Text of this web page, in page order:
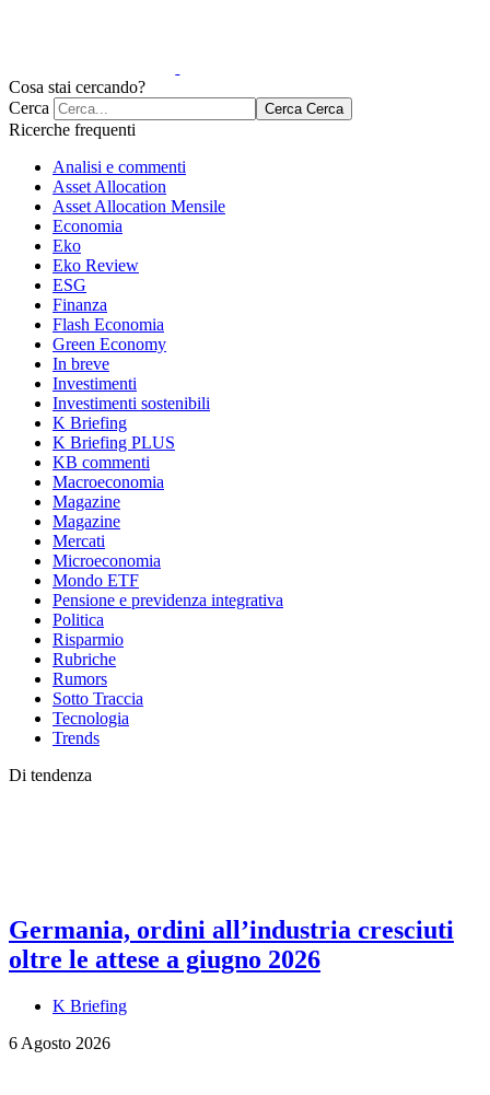
Cosa stai cercando?
Cerca
Cerca Cerca
Ricerche frequenti
Analisi e commenti
Asset Allocation
Asset Allocation Mensile
Economia
Eko
Eko Review
ESG
Finanza
Flash Economia
Green Economy
In breve
Investimenti
Investimenti sostenibili
K Briefing
K Briefing PLUS
KB commenti
Macroeconomia
Magazine
Magazine
Mercati
Microeconomia
Mondo ETF
Pensione e previdenza integrativa
Politica
Risparmio
Rubriche
Rumors
Sotto Traccia
Tecnologia
Trends
Di tendenza
Germania, ordini all’industria cresciuti
oltre le attese a giugno 2026
K Briefing
6 Agosto 2026